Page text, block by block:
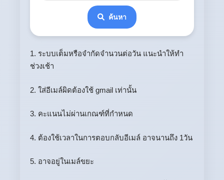
ค้นหา
1. ระบบเต็มหรือจำกัดจำนวนต่อวัน แนะนำให้ทำ
ช่วงเช้า
2. ใส่อีเมล์ผิดต้องใช้ gmail เท่านั้น
3. คะแนนไม่ผ่านเกณฑ์ที่กำหนด
4. ต้องใช้เวลาในการตอบกลับอีเมล์ อาจนานถึง 1วัน
5. อาจอยู่ในเมล์ขยะ